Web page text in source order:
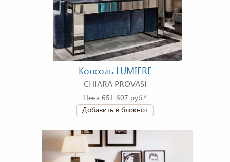
Консоль LUMIERE
CHIARA PROVASI
Цена 651 607 руб.*
Добавить в блокнот